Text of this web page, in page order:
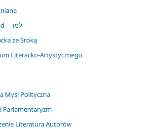
Seria Lamad – למד
ze Sroką
Literacko-Artystycznego
Myśl Polityczna
Parlamentaryzm
Literatura Autorów